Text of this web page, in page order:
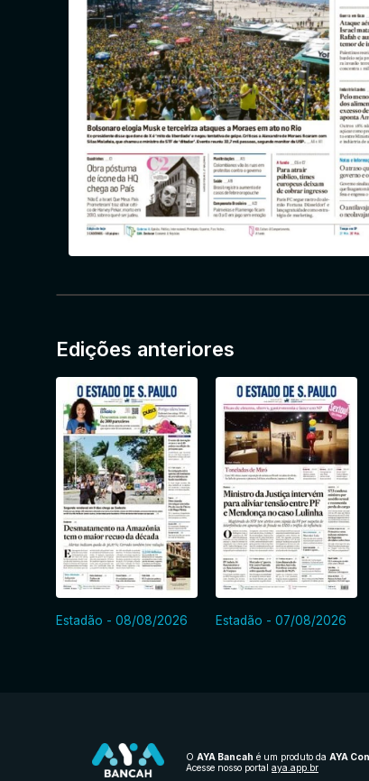
Edições anteriores
Estadão - 08/08/2026 Estadão - 07/08/2026
O AYA Bancah é um produto da AYA
Acesse nosso portal aya.app.br